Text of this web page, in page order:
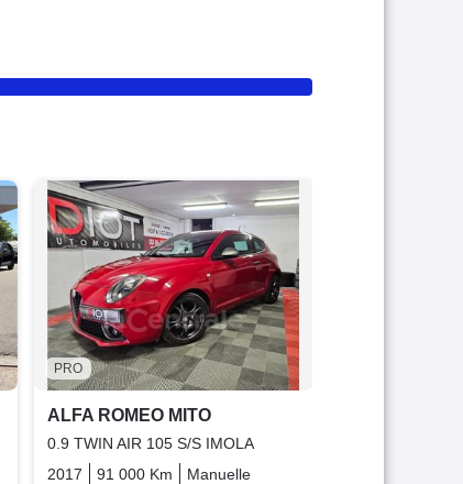
PRO
ALFA ROMEO MITO
0.9 TWIN AIR 105 S/S IMOLA
2017
91 000 Km Manuelle